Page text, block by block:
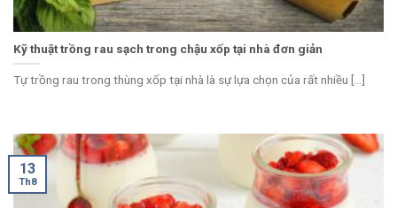
Kỹ thuật trồng rau sạch trong chậu xốp tại nhà đơn giản
Tự trồng rau trong thùng xốp tại nhà là sự lựa chọn của rất nhiều [...]
13
Th8